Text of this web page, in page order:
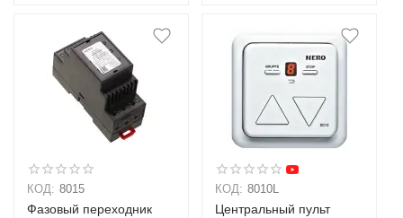
КОД: 8015
Фазовый переходник
КОД: 8010L
Центральный пульт